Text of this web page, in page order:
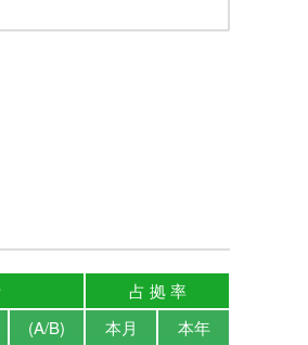
占 拠 率
(A/B) 本月 本年